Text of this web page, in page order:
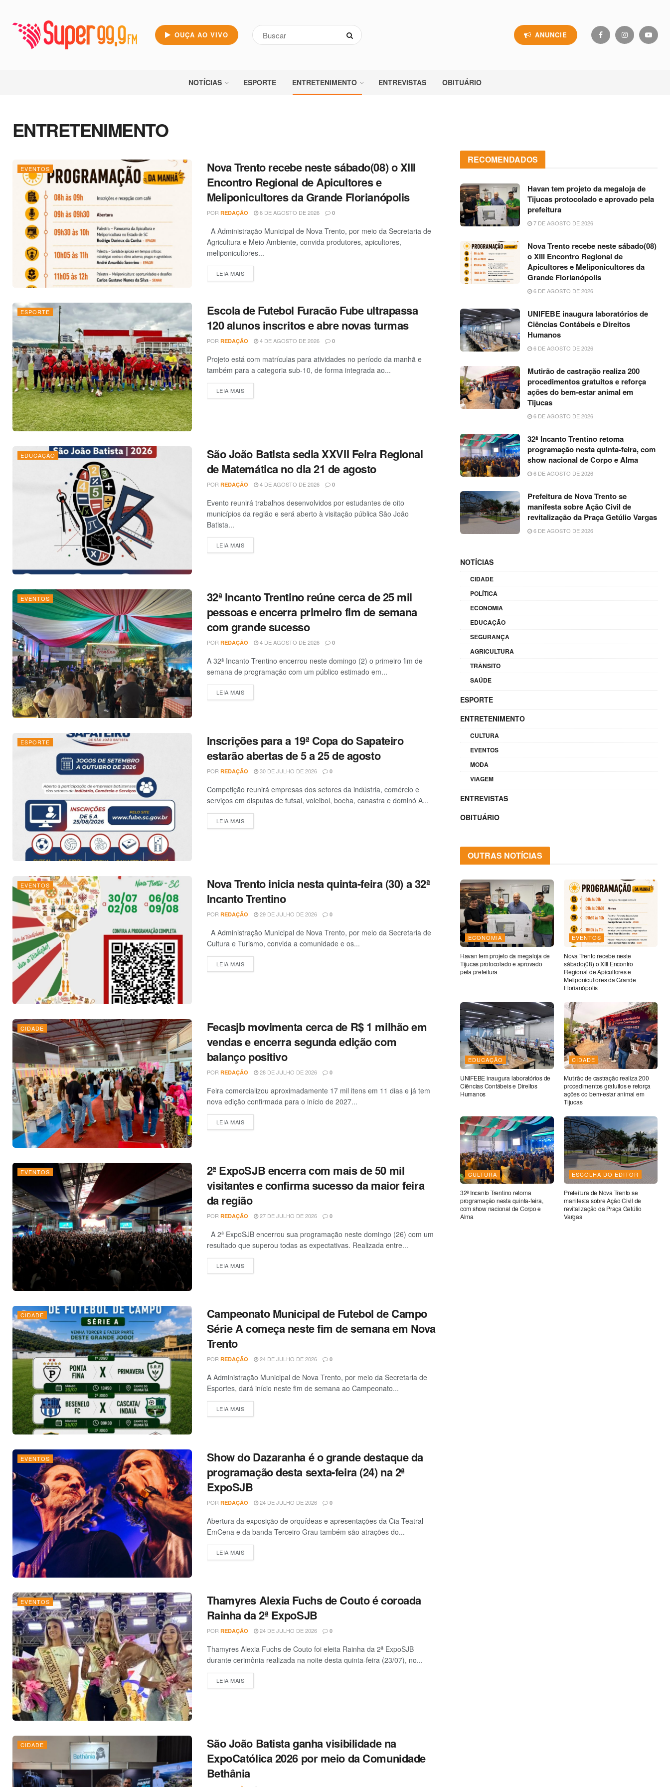
OUÇA AO VIVO ANUNCIE
NOTÍCIAS ESPORTE ENTRETENIMENTO ENTREVISTAS OBITUÁRIO
ENTRETENIMENTO
EVENTOS
Nova Trento recebe neste sábado(08) o XIII
Encontro Regional de Apicultores e
Meliponicultores da Grande Florianópolis
POR REDAÇÃO 6 DE AGOSTO DE 2026 0
A Administração Municipal de Nova Trento, por meio da Secretaria de
Agricultura e Meio Ambiente, convida produtores, apicultores,
meliponicultores...
LEIA MAIS
ESPORTE
Escola de Futebol Furacão Fube ultrapassa
120 alunos inscritos e abre novas turmas
POR REDAÇÃO 4 DE AGOSTO DE 2026 0
Projeto está com matrículas para atividades no período da manhã e
também para a categoria sub-10, de forma integrada ao...
LEIA MAIS
EDUCAÇÃO
São João Batista sedia XXVII Feira Regional
de Matemática no dia 21 de agosto
POR REDAÇÃO 4 DE AGOSTO DE 2026 0
Evento reunirá trabalhos desenvolvidos por estudantes de oito
municípios da região e será aberto à visitação pública São João
Batista...
LEIA MAIS
EVENTOS
32ª Incanto Trentino reúne cerca de 25 mil
pessoas e encerra primeiro fim de semana
com grande sucesso
POR REDAÇÃO 4 DE AGOSTO DE 2026 0
A 32ª Incanto Trentino encerrou neste domingo (2) o primeiro fim de
semana de programação com um público estimado em...
LEIA MAIS
ESPORTE
Inscrições para a 19ª Copa do Sapateiro
estarão abertas de 5 a 25 de agosto
POR REDAÇÃO 30 DE JULHO DE 2026 0
Competição reunirá empresas dos setores da indústria, comércio e
serviços em disputas de futsal, voleibol, bocha, canastra e dominó A...
LEIA MAIS
EVENTOS
Nova Trento inicia nesta quinta-feira (30) a 32ª
Incanto Trentino
POR REDAÇÃO 29 DE JULHO DE 2026 0
A Administração Municipal de Nova Trento, por meio da Secretaria de
Cultura e Turismo, convida a comunidade e os...
LEIA MAIS
CIDADE
Fecasjb movimenta cerca de R$ 1 milhão em
vendas e encerra segunda edição com
balanço positivo
POR REDAÇÃO 28 DE JULHO DE 2026 0
Feira comercializou aproximadamente 17 mil itens em 11 dias e já tem
nova edição confirmada para o início de 2027...
LEIA MAIS
EVENTOS
2ª ExpoSJB encerra com mais de 50 mil
visitantes e confirma sucesso da maior feira
da região
POR REDAÇÃO 27 DE JULHO DE 2026 0
A 2ª ExpoSJB encerrou sua programação neste domingo (26) com um
resultado que superou todas as expectativas. Realizada entre...
LEIA MAIS
CIDADE
Campeonato Municipal de Futebol de Campo
Série A começa neste fim de semana em Nova
Trento
POR REDAÇÃO 24 DE JULHO DE 2026 0
A Administração Municipal de Nova Trento, por meio da Secretaria de
Esportes, dará início neste fim de semana ao Campeonato...
LEIA MAIS
EVENTOS
Show do Dazaranha é o grande destaque da
programação desta sexta-feira (24) na 2ª
ExpoSJB
POR REDAÇÃO 24 DE JULHO DE 2026 0
Abertura da exposição de orquídeas e apresentações da Cia Teatral
EmCena e da banda Terceiro Grau também são atrações do...
LEIA MAIS
EVENTOS
Thamyres Alexia Fuchs de Couto é coroada
Rainha da 2ª ExpoSJB
POR REDAÇÃO 24 DE JULHO DE 2026 0
Thamyres Alexia Fuchs de Couto foi eleita Rainha da 2ª ExpoSJB
durante cerimônia realizada na noite desta quinta-feira (23/07), no...
LEIA MAIS
CIDADE
São João Batista ganha visibilidade na
ExpoCatólica 2026 por meio da Comunidade
Bethânia
RECOMENDADOS
Havan tem projeto da megaloja de
Tijucas protocolado e aprovado pela
prefeitura
7 DE AGOSTO DE 2026
Nova Trento recebe neste sábado(08)
o XIII Encontro Regional de
Apicultores e Meliponicultores da
Grande Florianópolis
6 DE AGOSTO DE 2026
UNIFEBE inaugura laboratórios de
Ciências Contábeis e Direitos
Humanos
6 DE AGOSTO DE 2026
Mutirão de castração realiza 200
procedimentos gratuitos e reforça
ações do bem-estar animal em
Tijucas
6 DE AGOSTO DE 2026
32ª Incanto Trentino retoma
programação nesta quinta-feira, com
show nacional de Corpo e Alma
6 DE AGOSTO DE 2026
Prefeitura de Nova Trento se
manifesta sobre Ação Civil de
revitalização da Praça Getúlio Vargas
6 DE AGOSTO DE 2026
NOTÍCIAS
CIDADE
POLÍTICA
ECONOMIA
EDUCAÇÃO
SEGURANÇA
AGRICULTURA
TRÂNSITO
SAÚDE
ESPORTE
ENTRETENIMENTO
CULTURA
EVENTOS
MODA
VIAGEM
ENTREVISTAS
OBITUÁRIO
OUTRAS NOTÍCIAS
ECONOMIA
Havan tem projeto da megaloja de
Tijucas protocolado e aprovado
pela prefeitura
EVENTOS
Nova Trento recebe neste
sábado(08) o XIII Encontro
Regional de Apicultores e
Meliponicultores da Grande
Florianópolis
EDUCAÇÃO
UNIFEBE inaugura laboratórios de
Ciências Contábeis e Direitos
Humanos
CIDADE
Mutirão de castração realiza 200
procedimentos gratuitos e reforça
ações do bem-estar animal em
Tijucas
CULTURA
32ª Incanto Trentino retoma
programação nesta quinta-feira,
com show nacional de Corpo e
Alma
ESCOLHA DO EDITOR
Prefeitura de Nova Trento se
manifesta sobre Ação Civil de
revitalização da Praça Getúlio
Vargas